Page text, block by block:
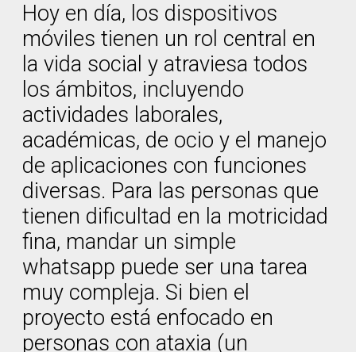
Hoy en día, los dispositivos
móviles tienen un rol central en
la vida social y atraviesa todos
los ámbitos, incluyendo
actividades laborales,
académicas, de ocio y el manejo
de aplicaciones con funciones
diversas. Para las personas que
tienen dificultad en la motricidad
fina, mandar un simple
whatsapp puede ser una tarea
muy compleja. Si bien el
proyecto está enfocado en
personas con ataxia (un